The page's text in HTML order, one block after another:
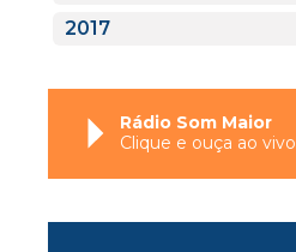
2017
Rádio Som Maior
Clique e ouça ao vivo